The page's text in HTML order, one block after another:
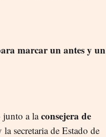
marcar un antes y un
junto a laconsejera de
la secretaria de Estado de